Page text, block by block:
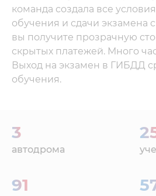
команда создала все
обучения и сдачи экзамена с
вы получите прозрачную
скрытых платежей. Много
Выход на экзамен в ГИБДД
обучения.
3
автодрома
91